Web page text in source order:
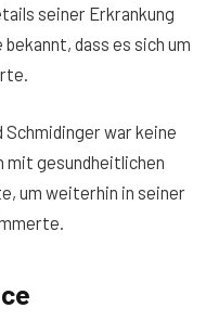
seiner Erkrankung
dass es sich um
war keine
mit gesundheitlichen
um weiterhin in seiner